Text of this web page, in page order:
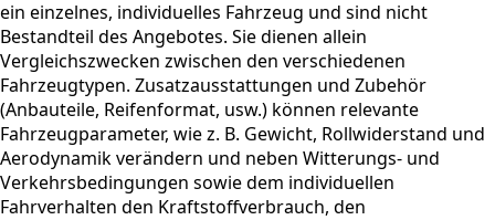
ein einzelnes, individuelles Fahrzeug und sind nicht
Bestandteil des Angebotes. Sie dienen allein
Vergleichszwecken zwischen den verschiedenen
Fahrzeugtypen. Zusatzausstattungen und Zubehör
(Anbauteile, Reifenformat, usw.) können relevante
Fahrzeugparameter, wie z. B. Gewicht, Rollwiderstand und
Aerodynamik verändern und neben Witterungs- und
Verkehrsbedingungen sowie dem individuellen
Fahrverhalten den Kraftstoffverbrauch, den